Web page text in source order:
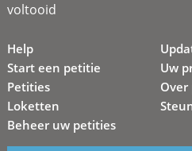
voltooid
Help
Start een petitie
Petities
Loketten
Beheer uw petities
Uw